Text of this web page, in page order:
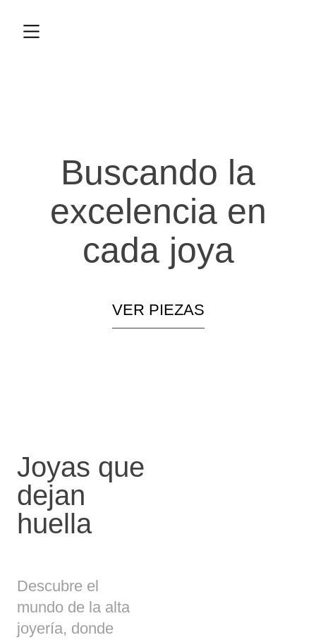
Buscando la
excelencia en
cada joya
VER PIEZAS
Joyas que
dejan
huella
Descubre el
mundo de la alta
joyería, donde